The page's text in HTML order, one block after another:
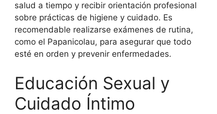
salud a tiempo y recibir orientación profesional
sobre prácticas de higiene y cuidado. Es
recomendable realizarse exámenes de rutina,
como el Papanicolau, para asegurar que todo
esté en orden y prevenir enfermedades.
Educación Sexual y
Cuidado Íntimo